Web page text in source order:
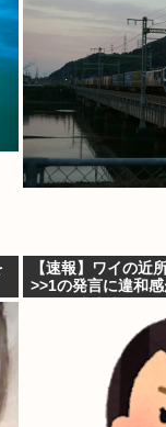
【速報】ワイの近
>>1の発言に違和